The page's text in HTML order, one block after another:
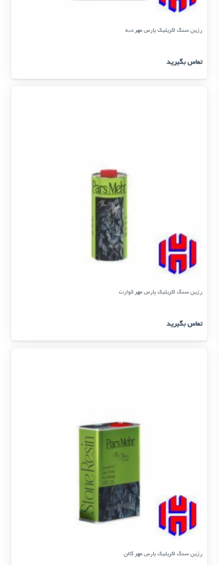
رزین سنگ اکریلیک پارس مهر دبه
تماس بگیرید
رزین سنگ اکریلیک پارس مهر کوارت
تماس بگیرید
رزین سنگ اکریلیک پارس مهر گالن